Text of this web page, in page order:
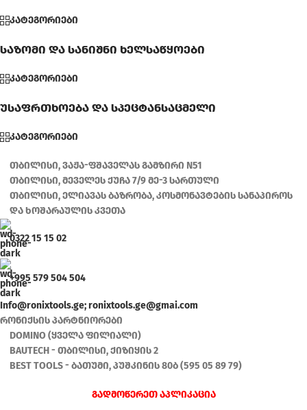
კატეგორიები
საზომი და სანიშნი ხელსაწყოები
კატეგორიები
უსაფრთხოება და სპეცტანსაცმელი
კატეგორიები
თბილისი, ვაჟა-ფშაველას გამზირი N51
თბილისი, მეველეს ქუჩა 7/9 მე-3 სართული
თბილისი, ელიავას ბაზრობა, კოსმონავტების სანაპიროს
და ხოშარაულის კვეთა
0322 15 15 02
+995 579 504 504
Info@ronixtools.ge; ronixtools.ge@gmai.com
რონიქსის პარტნიორები
DOMINO (ყველა ფილიალი)
BAUTECH - თბილისი, ქიზიყის 2
BEST TOOLS - ბათუმი, პუშკინის 80ბ (595 05 89 79)
გადმოწერეთ აპლიკაცია